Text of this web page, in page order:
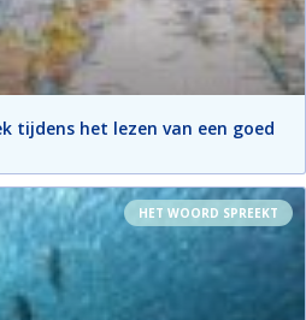
tijdens het lezen van een goed
HET WOORD SPREEKT